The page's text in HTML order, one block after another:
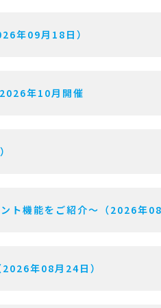
年09月18日）
年10月開催
機能をご紹介〜（2026年08
年08月24日）